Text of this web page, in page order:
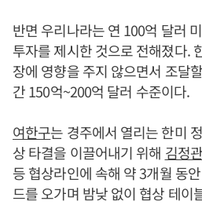
반면 우리나라는 연 100억 달러
투자를 제시한 것으로 전해졌다.
장에 영향을 주지 않으면서 조달
간 150억~200억 달러 수준이다.
여한구는 경주에서 열리는 한미
상 타결을 이끌어내기 위해 김정관
등 협상라인에 속해 약 3개월 동
드를 오가며 밤낮 없이 협상 테이